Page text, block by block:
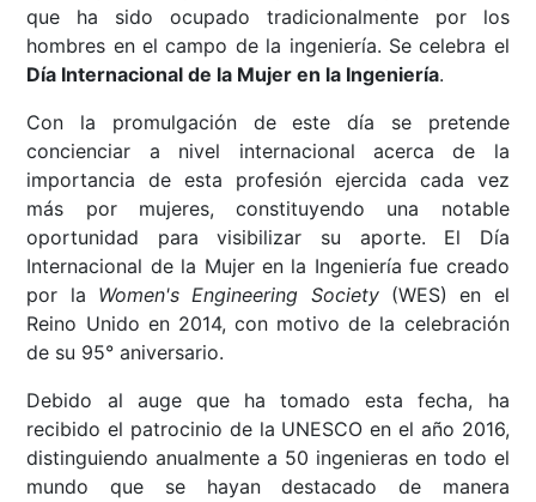
que ha sido ocupado tradicionalmente por los
hombres en el campo de la ingeniería. Se celebra el
Día Internacional de la Mujer en la Ingeniería.
Con la promulgación de este día se pretende
concienciar a nivel internacional acerca de la
importancia de esta profesión ejercida cada vez
más por mujeres, constituyendo una notable
oportunidad para visibilizar su aporte. El Día
Internacional de la Mujer en la Ingeniería fue creado
por la Women's Engineering Society(WES) en el
Reino Unido en 2014, con motivo de la celebración
de su 95° aniversario.
Debido al auge que ha tomado esta fecha, ha
recibido el patrocinio de la UNESCO en el año 2016,
distinguiendo anualmente a 50 ingenieras en todo el
mundo que se hayan destacado de manera